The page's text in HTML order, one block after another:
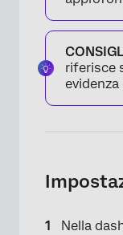
riferisce
evidenza
Nella